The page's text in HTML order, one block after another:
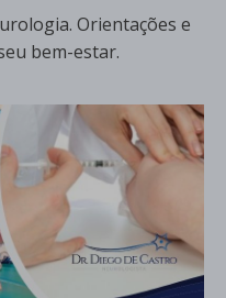
Orientações e
bem-estar.